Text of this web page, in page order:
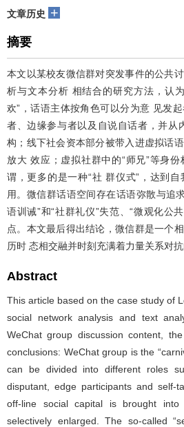
文章历史 +
摘要
本文以某校友微信群对突发事件的公共
析与文本分析 相结合的研究方法，认
欢”，话语主体按角色可以分为意 见发
者、边缘参与者以及自说自话者，并从
构；线下社会资本部分被带入进虚拟话
放大 效应；虚拟社群中的“师兄”等身
谓，更多的是一种“社 群仪式”，达到
用。微信群话语空间存在话语弥散与追
语训诫”和“社群礼仪”失范、“微观化公
点。本文最后得出结论，微信群是一个
历时 态相交融并时刻充满着力量关系对抗
Abstract
This article based on the case study of
social network analysis and text
WeChat group discussion content,
conclusions: WeChat group is the
can be divided into different roles
disputant, edge participants and self-
off-line social capital is brought
selectively enlarged. The so-called